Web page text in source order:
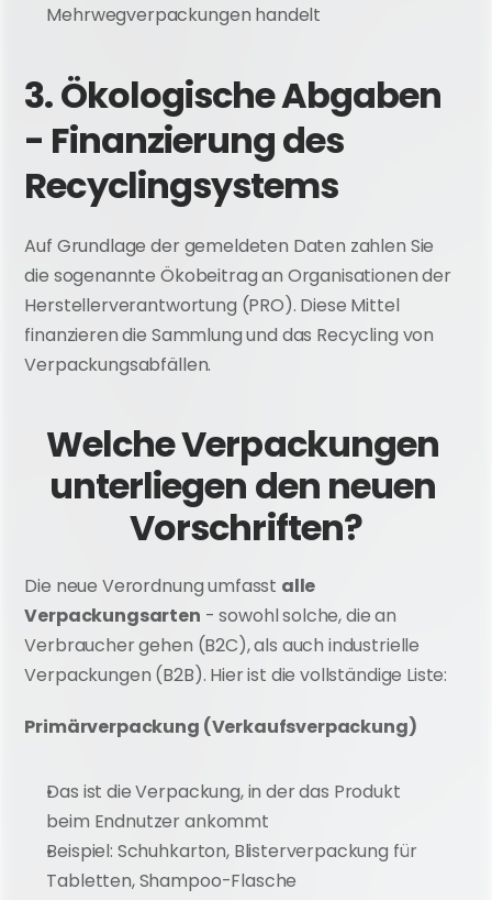
Mehrwegverpackungen handelt
3. Ökologische Abgaben
- Finanzierung des
Recyclingsystems
Auf Grundlage der gemeldeten Daten zahlen Sie
die sogenannte Ökobeitrag an Organisationen der
Herstellerverantwortung (PRO). Diese Mittel
finanzieren die Sammlung und das Recycling von
Verpackungsabfällen.
Welche Verpackungen
unterliegen den neuen
Vorschriften?
Die neue Verordnung umfasst alle
Verpackungsarten - sowohl solche, die an
Verbraucher gehen (B2C), als auch industrielle
Verpackungen (B2B). Hier ist die vollständige Liste:
Primärverpackung (Verkaufsverpackung)
Das ist die Verpackung, in der das Produkt
beim Endnutzer ankommt
Beispiel: Schuhkarton, Blisterverpackung für
Tabletten, Shampoo-Flasche